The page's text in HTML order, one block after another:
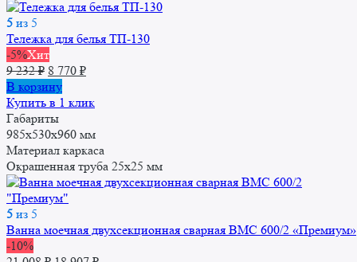
5 из 5
Тележка для белья ТП-130
-5%Хит
9 232₽ Первоначальная
цена
составляла
9
232 ₽.
8 770 ₽Текущая
8
В корзину
Купить в 1 клик
Габариты
985х530х960 мм
Материал каркаса
Окрашенная труба 25x25 мм
5 из 5
Ванна моечная двухсекционная сварная ВМС 600/2 «Премиум»
-10%